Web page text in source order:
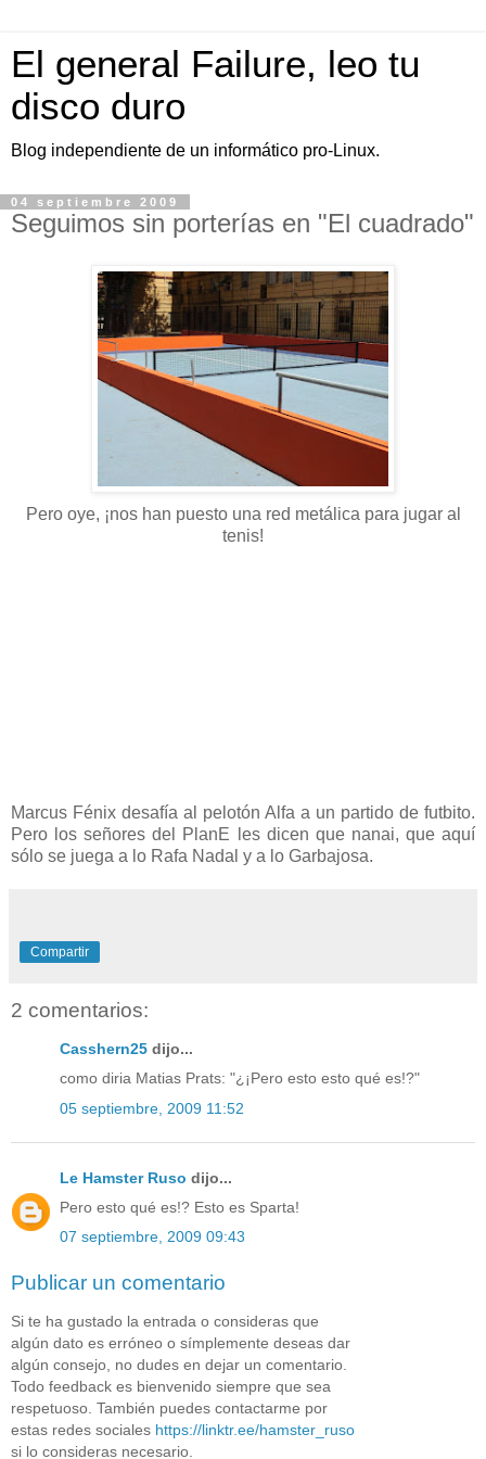
El general Failure, leo tu
disco duro
Blog independiente de un informático pro-Linux.
04 septiembre 2009
Seguimos sin porterías en "El cuadrado"
Pero oye, ¡nos han puesto una red metálica para jugar al
tenis!
Marcus Fénix desafía al pelotón Alfa a un partido de futbito.
Pero los señores del PlanE les dicen que nanai, que aquí
sólo se juega a lo Rafa Nadal y a lo Garbajosa.
Compartir
2 comentarios:
Casshern25 dijo...
como diria Matias Prats: "¿¡Pero esto esto qué es!?"
05 septiembre, 2009 11:52
Le Hamster Ruso dijo...
Pero esto qué es!? Esto es Sparta!
07 septiembre, 2009 09:43
Publicar un comentario
Si te ha gustado la entrada o consideras que
algún dato es erróneo o símplemente deseas dar
algún consejo, no dudes en dejar un comentario.
Todo feedback es bienvenido siempre que sea
respetuoso. También puedes contactarme por
estas redes sociales https://linktr.ee/hamster_ruso
si lo consideras necesario.